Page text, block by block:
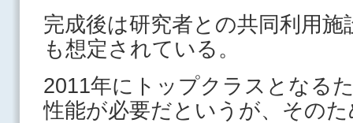
完成後は研究者との共同利用
も想定されている。
2011年にトップクラスとなる
性能が必要だというが、その